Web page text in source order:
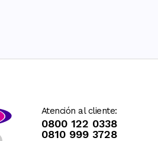
Atención al cliente:
0800 122 0338
0810 999 3728